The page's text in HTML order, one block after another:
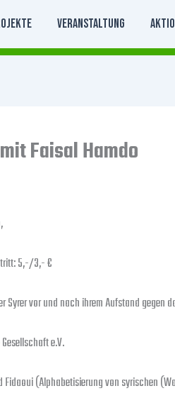
Veranstaltung
Faisal Hamdo
5,-/3,- €
Syrer vor und nach ihrem Aufstand gegen
e.V.
(Alphabetisierung von syrischen